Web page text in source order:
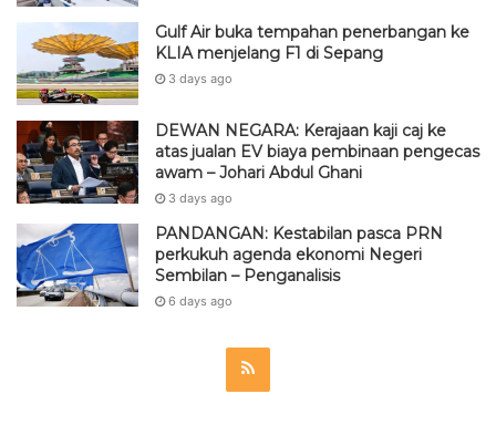
Gulf Air buka tempahan penerbangan ke
KLIA menjelang F1 di Sepang
3 days ago
DEWAN NEGARA: Kerajaan kaji caj ke
atas jualan EV biaya pembinaan pengecas
awam – Johari Abdul Ghani
3 days ago
PANDANGAN: Kestabilan pasca PRN
perkukuh agenda ekonomi Negeri
Sembilan – Penganalisis
6 days ago